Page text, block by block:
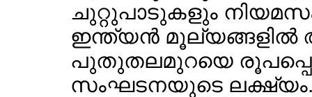
ചുറ്റുപാടുകളും
ഇന്ത്യന്‍ മൂല്യങ്ങളില്‍
പുതുതലമുറയെ
സംഘടനയുടെ ലക്ഷ്യം.